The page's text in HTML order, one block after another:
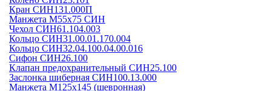
Кран СИН131.000П
Манжета М55х75 СИН
Чехол СИН61.104.003
Кольцо СИН31.00.01.170.004
Кольцо СИН32.04.100.04.00.016
Сифон СИН26.100
Клапан предохранительный СИН25.100
Заслонка шиберная СИН100.13.000
Манжета М125х145 (шевронная)